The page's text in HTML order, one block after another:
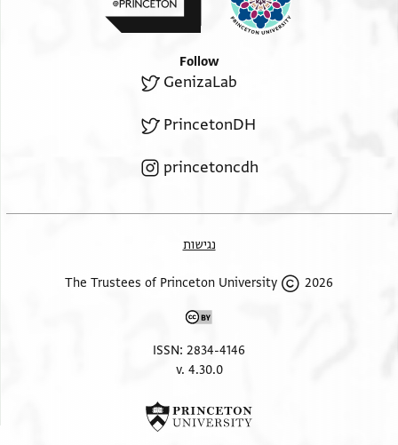
Follow
GenizaLab
PrincetonDH
princetoncdh
נגישות
2026 The Trustees of Princeton University
ISSN: 2834-4146
v. 4.30.0